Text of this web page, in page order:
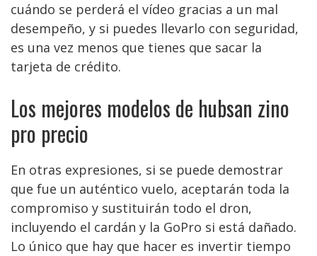
cuándo se perderá el vídeo gracias a un mal
desempeño, y si puedes llevarlo con seguridad,
es una vez menos que tienes que sacar la
tarjeta de crédito.
Los mejores modelos de hubsan zino
pro precio
En otras expresiones, si se puede demostrar
que fue un auténtico vuelo, aceptarán toda la
compromiso y sustituirán todo el dron,
incluyendo el cardán y la GoPro si está dañado.
Lo único que hay que hacer es invertir tiempo